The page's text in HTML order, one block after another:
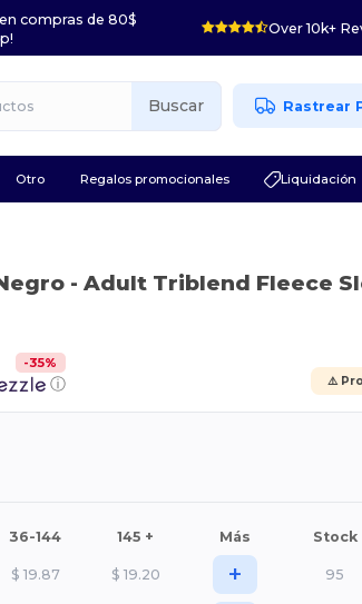
compras de 80$
Over 10k+
Buscar Rastrear
Otro Regalos promocionales Liquidación
- Adult Triblend Fleece
-35%
ⓘ ⚠️
36-144 145 + Más Stock
$ 19.87 $ 19.20 + 95